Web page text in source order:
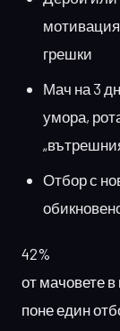
мотивация
грешки
Мач на 3
умора,
Отбор с
42%
от мачовете
поне един